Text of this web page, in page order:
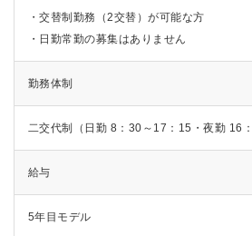
・交替制勤務（2交替）が可能な方
・日勤常勤の募集はありません
勤務体制
二交代制（日勤 8：30～17：15・夜勤 16
給与
5年目モデル